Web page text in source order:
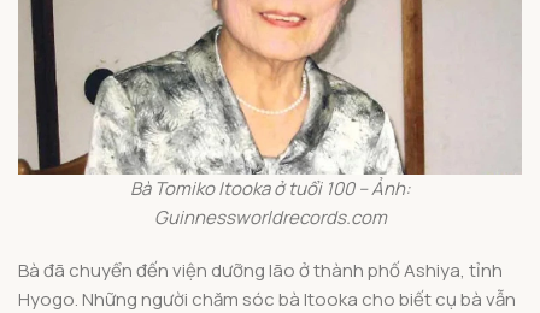
Bà Tomiko Itooka ở tuổi 100 – Ảnh:
Guinnessworldrecords.com
Bà đã chuyển đến viện dưỡng lão ở thành phố Ashiya, tỉnh
Hyogo. Những người chăm sóc bà Itooka cho biết cụ bà vẫn